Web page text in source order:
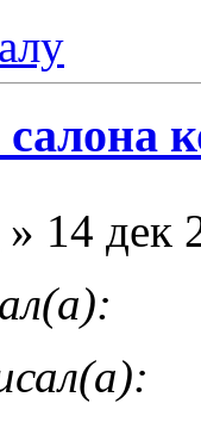
» 14 дек